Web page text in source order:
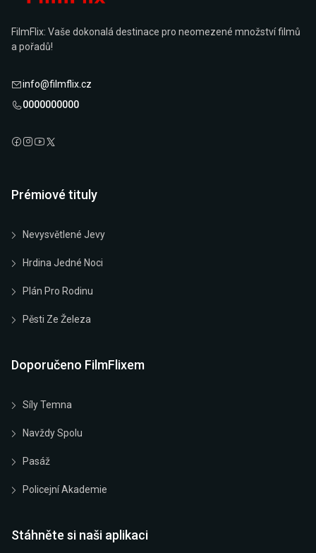
FilmFlix: Vaše dokonalá destinace pro neomezené množství filmů
a pořadů!
info@filmflix.cz
0000000000
Prémiové tituly
Nevysvětlené Jevy
Hrdina Jedné Noci
Plán Pro Rodinu
Pěsti Ze Železa
Doporučeno FilmFlixem
Síly Temna
Navždy Spolu
Pasáž
Policejní Akademie
Stáhněte si naši aplikaci